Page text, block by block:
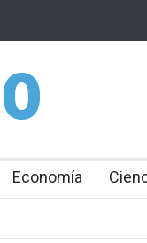
el
Economía